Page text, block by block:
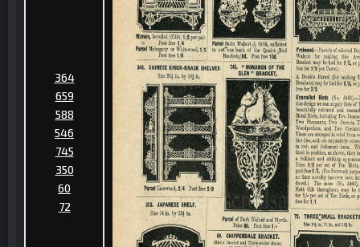
364
659
588
546
745
350
60
72